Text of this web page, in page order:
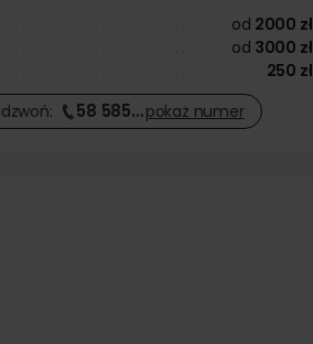
od 2000 zł
od 3000 zł
250 zł
58 585…pokaż numer